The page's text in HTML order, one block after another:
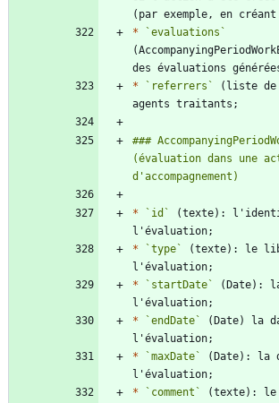
*
`evaluations`
*
`referrers`
(liste de
###
(évaluation dans une
* `id`
(texte):
*
`type`
(texte): le
*
`startDate`
(Date):
*
`endDate`
(Date) la
*
`maxDate`
(Date): la
*
`comment`
(texte): le